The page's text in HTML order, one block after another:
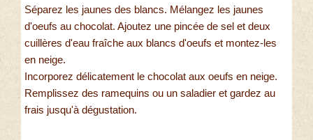
Séparez les jaunes des blancs. Mélangez les jaunes
d'oeufs au chocolat. Ajoutez une pincée de sel et deux
cuillères d'eau fraîche aux blancs d'oeufs et montez-les
en neige.
Incorporez délicatement le chocolat aux oeufs en neige.
Remplissez des ramequins ou un saladier et gardez au
frais jusqu'à dégustation.